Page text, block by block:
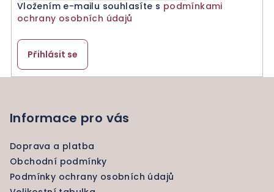
Vložením e-mailu souhlasíte s podmínkami
ochrany osobních údajů
Přihlásit se
Informace pro vás
Doprava a platba
Obchodní podmínky
Podmínky ochrany osobních údajů